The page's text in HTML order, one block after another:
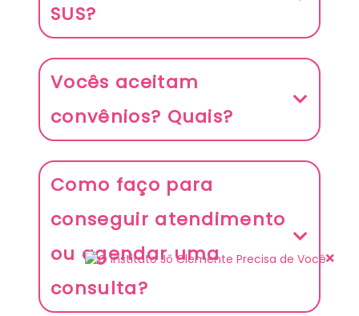
SUS?
Vocês aceitam
convênios? Quais?
Como faço para
conseguir atendimento
ou agendar uma
consulta?